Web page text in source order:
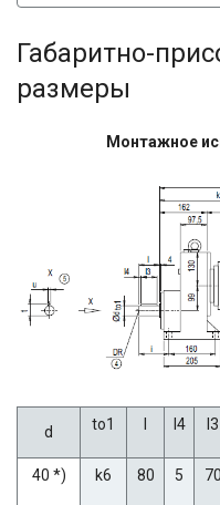
Габаритно-
размеры
Монтажное
d to1 l4 l3
40 *) k6 80 5 70